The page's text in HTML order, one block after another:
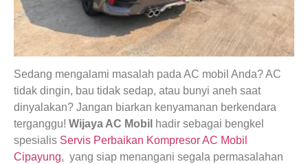
Sedang mengalami masalah pada AC mobil Anda? AC
tidak dingin, bau tidak sedap, atau bunyi aneh saat
dinyalakan? Jangan biarkan kenyamanan berkendara
terganggu! Wijaya AC Mobil hadir sebagai bengkel
spesialis Servis Perbaikan Kompresor AC Mobil
Cipayung, yang siap menangani segala permasalahan